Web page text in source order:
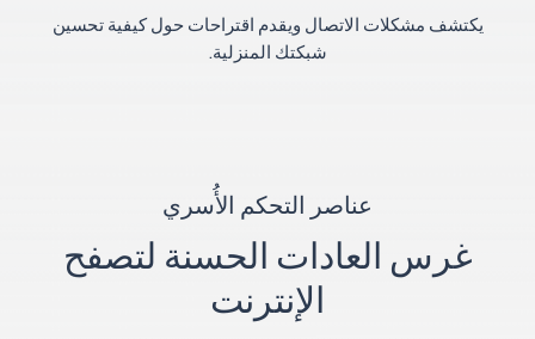
يكتشف مشكلات الاتصال ويقدم اقتراحات حول كيفية تحسين
شبكتك المنزلية.
عناصر التحكم الأُسري
غرس العادات الحسنة لتصفح
الإنترنت